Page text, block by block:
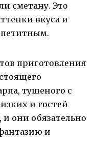
сметану. Это
вкуса и
приготовления
тушеного с
и гостей
они обязательно
и